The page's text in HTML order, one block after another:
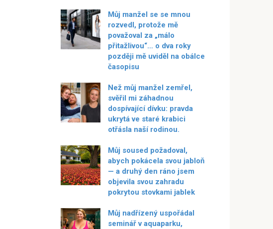
Můj manžel se se mnou
rozvedl, protože mě
považoval za „málo
přitažlivou“… o dva roky
později mě uviděl na obálce
časopisu
Než můj manžel zemřel,
svěřil mi záhadnou
dospívající dívku: pravda
ukrytá ve staré krabici
otřásla naší rodinou.
Můj soused požadoval,
abych pokácela svou jabloň
— a druhý den ráno jsem
objevila svou zahradu
pokrytou stovkami jablek
Můj nadřízený uspořádal
seminář v aquaparku,